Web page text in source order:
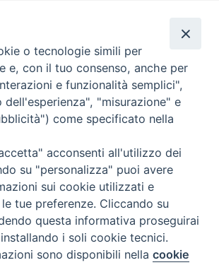
ore 9 - 13
Martedì ore 9 - 13
WebMail
Copyright © Arcidiocesi di Brindisi – Ostuni
Preferenze Cookie
o tecnologie simili per
e, con il tuo consenso, anche per
e funzionalità semplici",
dell'esperienza", "misurazione" e
come specificato nella
acconsenti all'utilizzo dei
su "personalizza" puoi avere
sui cookie utilizzati e
tue preferenze. Cliccando su
questa informativa proseguirai
i soli cookie tecnici.
sono disponibili nellacookie